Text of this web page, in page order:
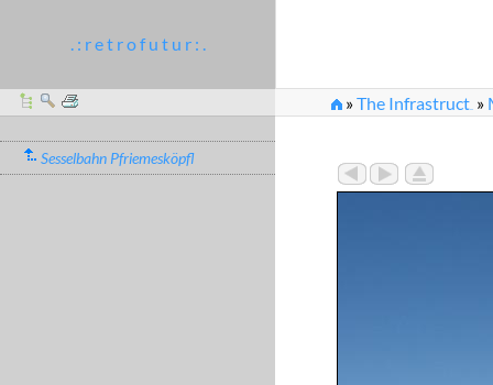
. : r e t r o f u t u r : .
»The Infrastruct »
Sesselbahn Pfriemesköpfl